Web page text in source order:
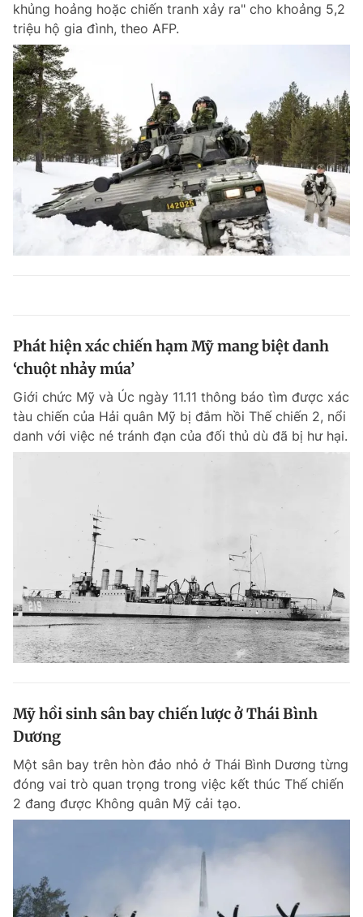
khủng hoảng hoặc chiến tranh xảy ra" cho khoảng 5,2
triệu hộ gia đình, theo AFP.
Phát hiện xác chiến hạm Mỹ mang biệt danh
‘chuột nhảy múa’
Giới chức Mỹ và Úc ngày 11.11 thông báo tìm được xác
tàu chiến của Hải quân Mỹ bị đắm hồi Thế chiến 2, nổi
danh với việc né tránh đạn của đối thủ dù đã bị hư hại.
Mỹ hồi sinh sân bay chiến lược ở Thái Bình
Dương
Một sân bay trên hòn đảo nhỏ ở Thái Bình Dương từng
đóng vai trò quan trọng trong việc kết thúc Thế chiến
2 đang được Không quân Mỹ cải tạo.